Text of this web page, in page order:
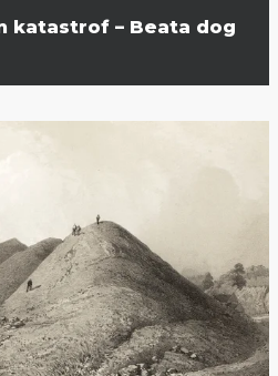
katastrof – Beata dog